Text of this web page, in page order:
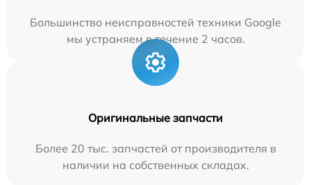
Большинство неисправностей техники Google
мы устраняем в течение 2 часов.
Оригинальные запчасти
Более 20 тыс. запчастей от производителя в
наличии на собственных складах.